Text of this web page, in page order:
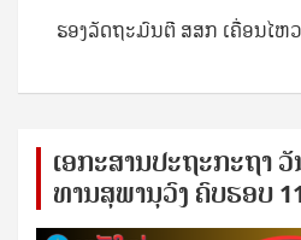
ຮອງລັດຖະມົນຕີ ສສກ ເຄື່ອນໄຫ
ເອ​ກະ​ສານ​ປະ​ຖະ​ກະ​ຖ​າ
ທານ​ສຸ​ພາ​ນຸ​ວົງ ຄົບ​ຮອບ